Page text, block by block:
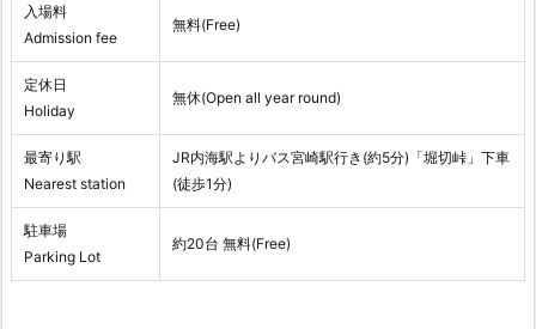
入場料
Admission fee
無料(Free)
定休日
Holiday
無休(Open all year round)
最寄り駅
Nearest station
JR内海駅よりバス宮崎駅行き(約5分)「堀切峠」下車
(徒歩1分)
駐車場
Parking Lot
約20台 無料(Free)